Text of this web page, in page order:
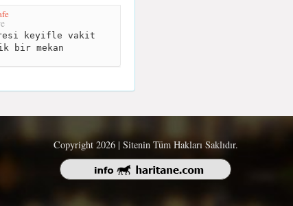
keyifle vakit
bir mekan
Copyright 2026 | Sitenin Tüm Hakları Saklıdır.